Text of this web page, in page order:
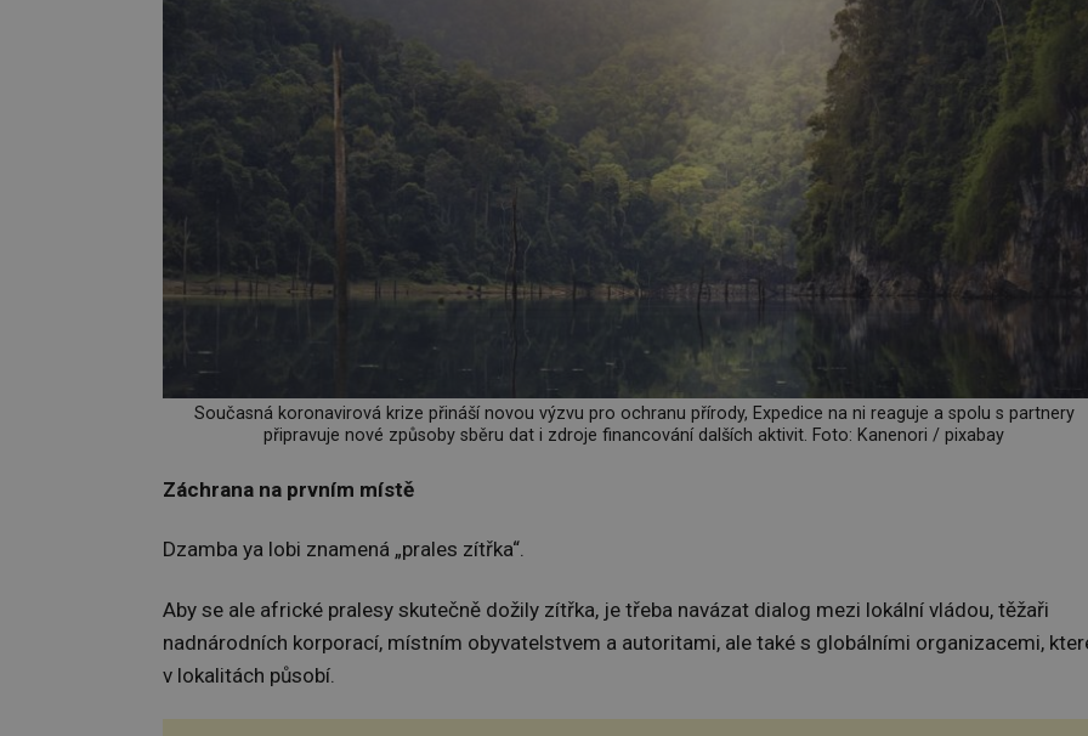
Současná koronavirová krize přináší novou výzvu pro ochranu přírody, Expedice na ni reaguje a spolu s partnery
připravuje nové způsoby sběru dat i zdroje financování dalších aktivit. Foto: Kanenori / pixabay
Záchrana na prvním místě
Dzamba ya lobi znamená „prales zítřka“.
Aby se ale africké pralesy skutečně dožily zítřka, je třeba navázat dialog mezi lokální vládou, těžaři
nadnárodních korporací, místním obyvatelstvem a autoritami, ale také s globálními organizacemi,
v lokalitách působí.